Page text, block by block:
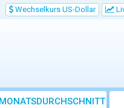
Wechselkurs US-Dollar
MONATSDURCHSCHNITT